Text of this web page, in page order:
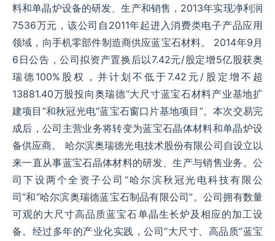
料和单晶炉设备的研发、生产和销售，2013年实现净利润
7536万元，该公司自2011年起进入消费类电子产品应用
领域，向手机零部件制造商供应蓝宝石材料。 2014年9月
6日公告，公司拟资产置换后以7.42元/股定增5亿股获奥
瑞德100%股权，并计划不低于7.42元/股定增不超
13881.40万股投向奥瑞德“大尺寸蓝宝石材料产业基地扩
建项目”和秋冠光电“蓝宝石窗口片基地项目”。本次交易完
成后，公司主营业务将转变为蓝宝石晶体材料和单晶炉设
备供应商。 哈尔滨奥瑞德光电技术股份有限公司自设立以
来一直从事蓝宝石晶体材料的研发、生产与销售业务。公
司下设两个全资子公司“哈尔滨秋冠光电科技有限公
司”和“哈尔滨奥瑞德蓝宝石制品有限公司”。公司拥有数量
可观的大尺寸高品质蓝宝石单晶生长炉及相应的加工设
备。经过多年的产业化实践，公司“大尺寸、高品质”蓝宝